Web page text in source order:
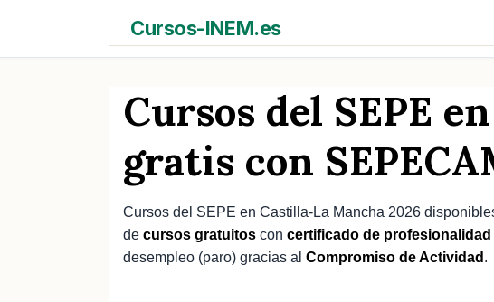
Cursos-INEM.es
Cursos del SEPE
gratis con
Cursos del SEPE en Castilla-La Mancha 2026
de cursos gratuitos con certificado de profesionalidad
desempleo (paro) gracias al Compromiso de Actividad .